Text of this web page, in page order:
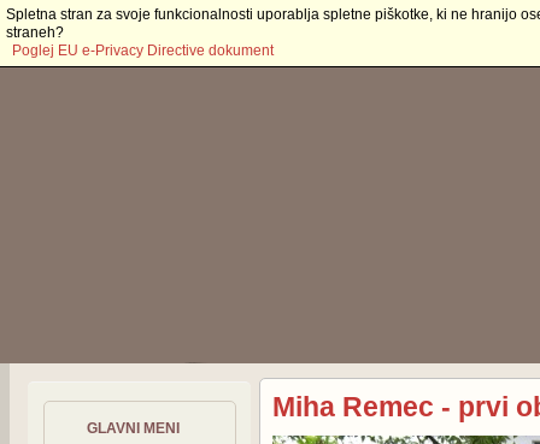
GLAVNI MENI
Miha Remec - prvi
Spletna stran za svoje funkcionalnosti uporablja spletne piškotke, ki ne hranijo
straneh?
Poglej EU e-Privacy Directive dokument